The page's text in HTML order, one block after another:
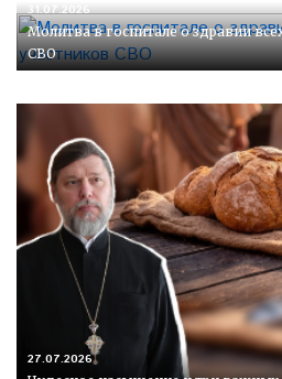
31.07.2026
Молитва в госпитале о здравии
СВО
27.07.2026